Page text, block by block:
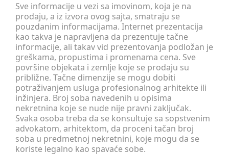
Sve informacije u vezi sa imovinom, koja je na
prodaju, a iz izvora ovog sajta, smatraju se
pouzdanim informacijama. Internet prezentacija
kao takva je napravljena da prezentuje tačne
informacije, ali takav vid prezentovanja podložan je
greškama, propustima i promenama cena. Sve
površine objekata i zemlje koje se prodaju su
približne. Tačne dimenzije se mogu dobiti
potraživanjem usluga profesionalnog arhitekte ili
inžinjera. Broj soba navedenih u opisima
nekretnina koje se nude nije pravni zaključak.
Svaka osoba treba da se konsultuje sa sopstvenim
advokatom, arhitektom, da proceni tačan broj
soba u predmetnoj nekretnini, koje mogu da se
koriste legalno kao spavaće sobe.